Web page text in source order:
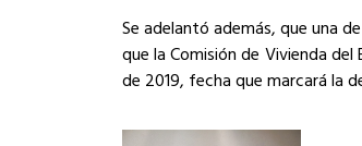
Se adelantó además, que una
que la Comisión de Vivienda
de 2019, fecha que marcará la